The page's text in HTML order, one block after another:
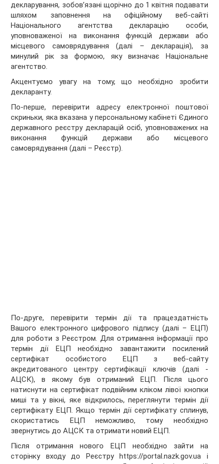
декларування, зобов’язані щорічно до 1 квітня подавати
шляхом заповнення на офіційному веб-сайті
Національного агентства декларацію особи,
уповноваженої на виконання функцій держави або
місцевого самоврядування (далі – декларація), за
минулий рік за формою, яку визначає Національне
агентство.
Акцентуємо увагу на тому, що необхідно зробити
декларанту.
По-перше, перевірити адресу електронної поштової
скриньки, яка вказана у персональному кабінеті Єдиного
державного реєстру декларацій осіб, уповноважених на
виконання функцій держави або місцевого
самоврядування (далі – Реєстр).
По-друге, перевірити термін дії та працездатність
Вашого електронного цифрового підпису (далі – ЕЦП)
для роботи з Реєстром. Для отримання інформації про
термін дії ЕЦП необхідно завантажити посилений
сертифікат особистого ЕЦП з веб-сайту
акредитованого центру сертифікації ключів (далі -
АЦСК), в якому був отриманий ЕЦП. Після цього
натиснути на сертифікат подвійним кліком лівої кнопки
миші та у вікні, яке відкрилось, переглянути термін дії
сертифікату ЕЦП. Якщо термін дії сертифікату сплинув,
скористатись ЕЦП неможливо, тому необхідно
звернутись до АЦСК та отримати новий ЕЦП.
Після отримання нового ЕЦП необхідно зайти на
сторінку входу до Реєстру https://portal.nazk.gov.ua і